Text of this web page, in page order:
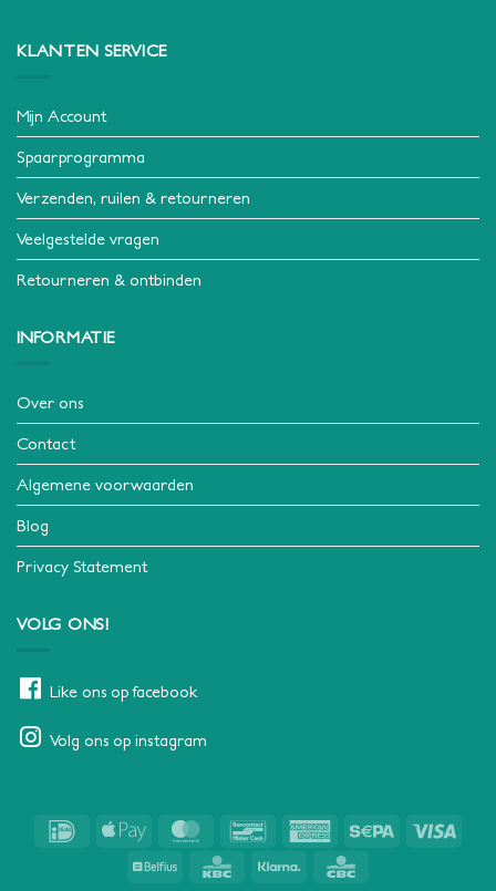
KLANTEN SERVICE
Mijn Account
Spaarprogramma
Verzenden, ruilen & retourneren
Veelgestelde vragen
Retourneren & ontbinden
INFORMATIE
Over ons
Contact
Algemene voorwaarden
Blog
Privacy Statement
VOLG ONS!
Like ons op facebook
Volg ons op instagram
IDeal
Apple
MasterCardBancontact American Sepa
Belfius KBC Klarna